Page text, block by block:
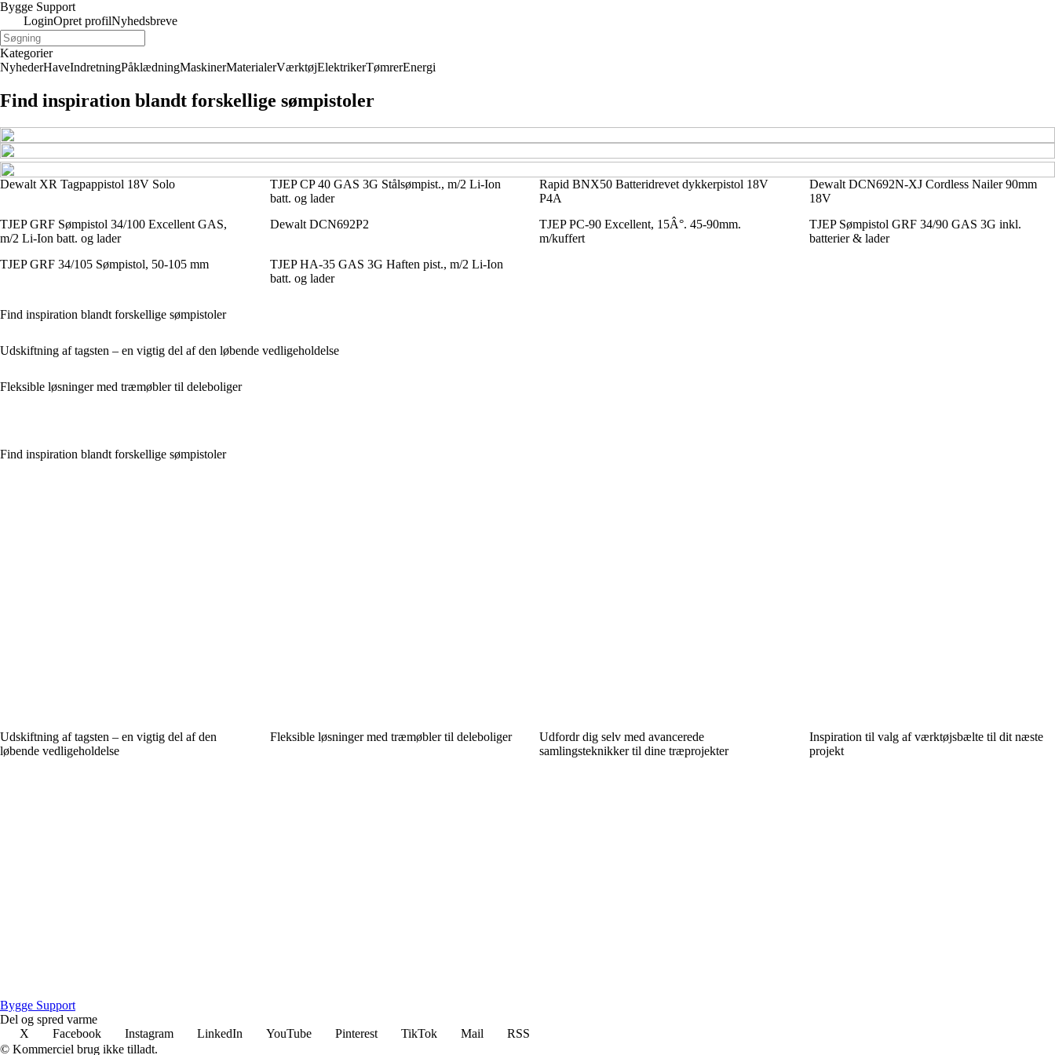
Bygge Support
LoginOpret profilNyhedsbreve
Kategorier
NyhederHaveIndretningPåklædningMaskinerMaterialerVærktøjElektrikerTømrerEnergi
Find inspiration blandt forskellige sømpistoler
Dewalt XR Tagpappistol 18V Solo
TJEP CP 40 GAS 3G Stålsømpist., m/2 Li-Ion
batt. og lader
Rapid BNX50 Batteridrevet dykkerpistol 18V
P4A
Dewalt DCN692N-XJ Cordless Nailer 90mm
18V
TJEP GRF Sømpistol 34/100 Excellent GAS,
m/2 Li-Ion batt. og lader
Dewalt DCN692P2
TJEP PC-90 Excellent, 15Â°. 45-90mm.
m/kuffert
TJEP Sømpistol GRF 34/90 GAS 3G inkl.
batterier & lader
TJEP GRF 34/105 Sømpistol, 50-105 mm
TJEP HA-35 GAS 3G Haften pist., m/2 Li-Ion
batt. og lader
Find inspiration blandt forskellige sømpistoler
Udskiftning af tagsten – en vigtig del af den løbende vedligeholdelse
Fleksible løsninger med træmøbler til deleboliger
Find inspiration blandt forskellige sømpistoler
Udskiftning af tagsten – en vigtig del af den
løbende vedligeholdelse
Fleksible løsninger med træmøbler til deleboliger
Udfordr dig selv med avancerede
samlingsteknikker til dine træprojekter
Inspiration til valg af værktøjsbælte til dit næste
projekt
Bygge Support
Del og spred varme
X
Facebook Instagram LinkedIn YouTube Pinterest TikTok Mail
RSS
© Kommerciel brug ikke tilladt.